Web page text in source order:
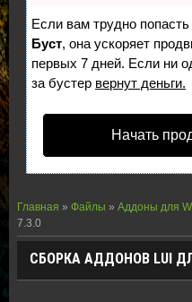
Если вам трудно
Буст, она ускоряет
первых 7 дней. Если ни
за бустер вернут деньги.
Начать
Главная » Файлы » Аддоны для
7.3.0
СБОРКА АДДОНОВ LUI